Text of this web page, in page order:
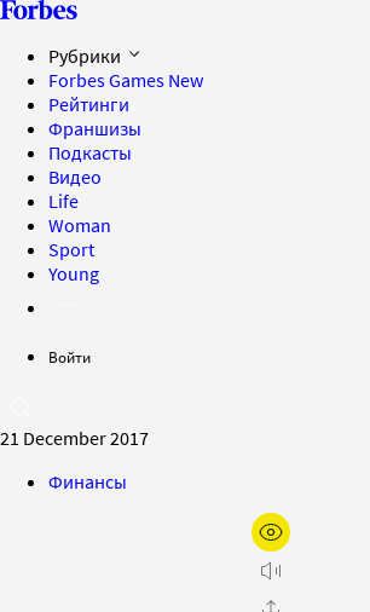
Рубрики
Forbes Games New
Рейтинги
Франшизы
Подкасты
Видео
Life
Woman
Sport
Young
Войти
21 December 2017
Финансы